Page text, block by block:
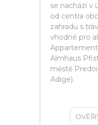
se nachází v
od centra
zahradu s
vhodné pro
Almhaus
městě
Adige).